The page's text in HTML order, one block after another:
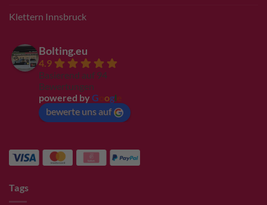
Klettern Innsbruck
Bolting.eu
4.9
Basierend auf 94
Bewertungen
powered by G ogl
bewerte uns auf
Tags